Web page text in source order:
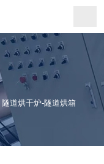
隧道烘干炉-隧道烘箱